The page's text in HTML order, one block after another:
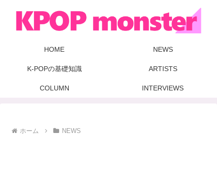
HOME NEWS
K-POPの基礎知識 ARTISTS
COLUMN INTERVIEWS
ホーム NEWS